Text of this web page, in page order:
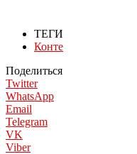
ТЕГИ
Конте
Поделиться
Twitter
WhatsApp
Email
Telegram
VK
Viber